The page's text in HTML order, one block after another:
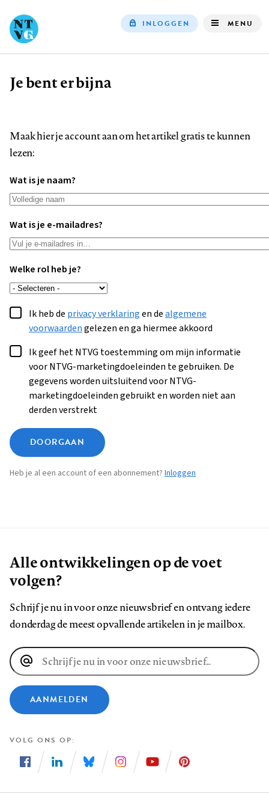
INLOGGEN MENU
Kruimelpad
Je bent er bijna
Maak hier je account aan om het artikel gratis te kunnen
lezen:
Wat is je naam?
Wat is je e-mailadres?
Welke rol heb je?
Ik heb de privacy verklaringen dealgemene
voorwaardengelezen en ga hiermee akkoord
Ik geef het NTVG toestemming om mijn informatie
voor NTVG-marketingdoeleinden te gebruiken. De
gegevens worden uitsluitend voor NTVG-
marketingdoeleinden gebruikt en worden niet aan
derden verstrekt
DOORGAAN
Heb je al een account of een abonnement? Inloggen
Alle ontwikkelingen op de voet
volgen?
Schrijf je nu in voor onze nieuwsbrief en ontvang iedere
donderdag de meest opvallende artikelen in je mailbox.
E-
mailadres
AANMELDEN
VOLG ONS OP
ons
ons
ons
ons
ons
ons